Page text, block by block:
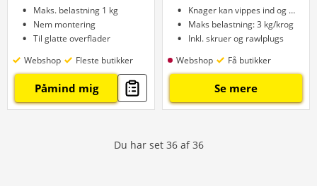
Maks. belastning 1 kg
Nem montering
Til glatte overflader
Webshop
Fleste butikker
Påmind mig
Knager kan vippes ind og ud
Maks belastning: 3 kg/krog
Inkl. skruer og rawlplugs
Webshop
Få butikker
Se mere
Du har set 36 af 36